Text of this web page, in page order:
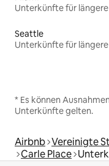
Seattle
* Es können
Unterkünfte gelten.
Airbnb Vereinigte
Carle Place